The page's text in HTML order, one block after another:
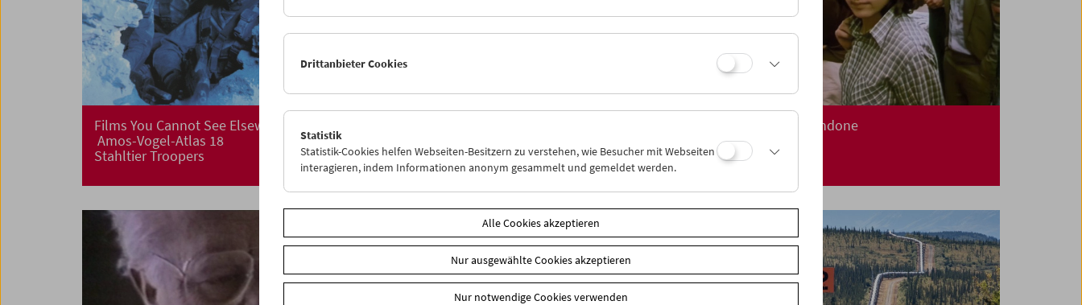
Films You Cannot See Elsewhere
Amos-Vogel-Atlas 18
Stahltier Troopers
Treibgut: Film Undone
Drittanbieter Cookies
Statistik
Statistik-Cookies helfen Webseiten-Besitzern zu verstehen, wie Besucher mit Webseiten
interagieren, indem Informationen anonym gesammelt und gemeldet werden.
Alle Cookies akzeptieren
Nur ausgewählte Cookies akzeptieren
Nur notwendige Cookies verwenden